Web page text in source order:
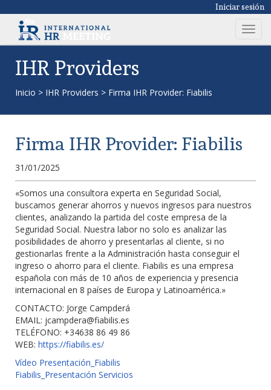
Iniciar sesión
T
o
n
a
IHR Providers
Inicio > IHR Providers > Firma IHR Provider: Fiabilis
Firma IHR Provider: Fiabilis
31/01/2025
«Somos una consultora experta en Seguridad Social,
buscamos generar ahorros y nuevos ingresos para nuestros
clientes, analizando la partida del coste empresa de la
Seguridad Social. Nuestra labor no solo es analizar las
posibilidades de ahorro y presentarlas al cliente, si no
gestionarlas frente a la Administración hasta conseguir el
ingreso o ahorro para el cliente. Fiabilis es una empresa
española con más de 10 años de experiencia y presencia
internacional en 8 países de Europa y Latinoamérica.»
CONTACTO: Jorge Campderá
EMAIL: jcampdera@fiabilis.es
TELÉFONO: +34638 86 49 86
WEB: https://fiabilis.es/
Vídeo Presentación_Fiabilis
Fiabilis_Presentación Servicios